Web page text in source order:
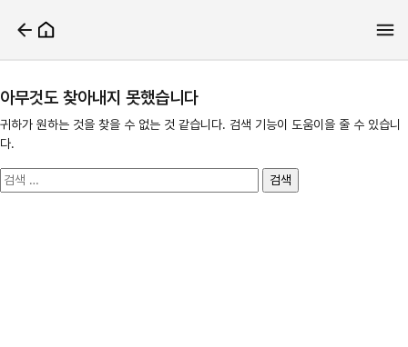
아무것도 찾아내지 못했습니다
귀하가 원하는 것을 찾을 수 없는 것 같습니다. 검색 기능이 도움이을 줄 수 있습니
다.
검
색: